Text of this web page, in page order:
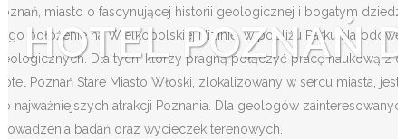
HOTEL POZNAŃ
miasto o fascynującej historii geologicznej i bogatym
położenie na Wielkopolskiej Nizinie, w pobliżu Parku
Dla tych, którzy pragną połączyć pracę naukową z
Poznań Stare Miasto Włoski, zlokalizowany w sercu miasta,
najważniejszych atrakcji Poznania. Dla geologów
badań oraz wycieczek terenowych.